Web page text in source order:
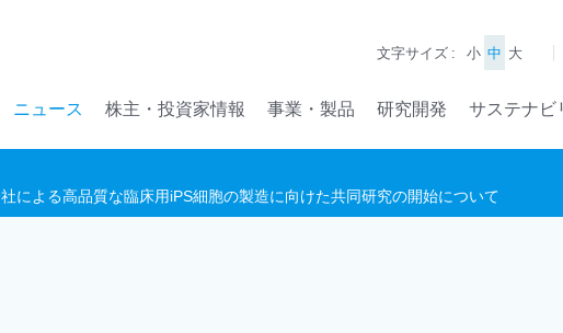
文字サイズ : 小 中 大
ニュース 株主・投資家情報 事業・製品 研究開発 サステナビ
による高品質な臨床用iPS細胞の製造に向けた共同研究の開始について